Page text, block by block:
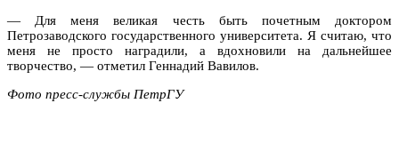
— Для меня великая честь быть почетным доктором
Петрозаводского государственного университета. Я считаю, что
меня не просто наградили, а вдохновили на дальнейшее
творчество, — отметил Геннадий Вавилов.
Фото пресс-службы ПетрГУ